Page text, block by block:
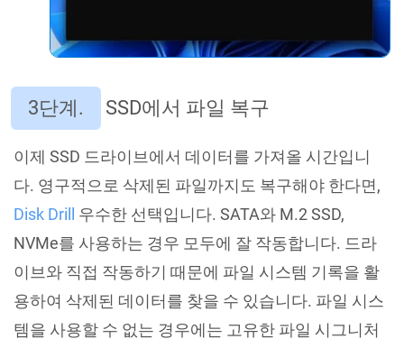
3단계. SSD에서 파일 복구
이제 SSD 드라이브에서 데이터를 가져올 시간입니
다. 영구적으로 삭제된 파일까지도 복구해야 한다면,
Disk Drill
우수한 선택입니다. SATA와 M.2 SSD,
NVMe를 사용하는 경우 모두에 잘 작동합니다. 드라
이브와 직접 작동하기 때문에 파일 시스템 기록을 활
용하여 삭제된 데이터를 찾을 수 있습니다. 파일 시스
템을 사용할 수 없는 경우에는 고유한 파일 시그니처